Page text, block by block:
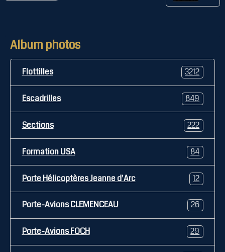
Album photos
Flottilles 3212
Escadrilles 849
Sections 222
Formation USA 84
Porte Hélicoptères Jeanne d'Arc 12
Porte-Avions CLEMENCEAU 26
Porte-Avions FOCH 29